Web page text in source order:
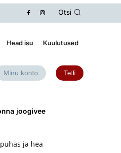
Otsi
Head isu Kuulutused
Minu konto Telli
joogivee
ja hea